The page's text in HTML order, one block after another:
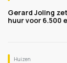
Gerard Joling
huur voor 6.500
Huizen